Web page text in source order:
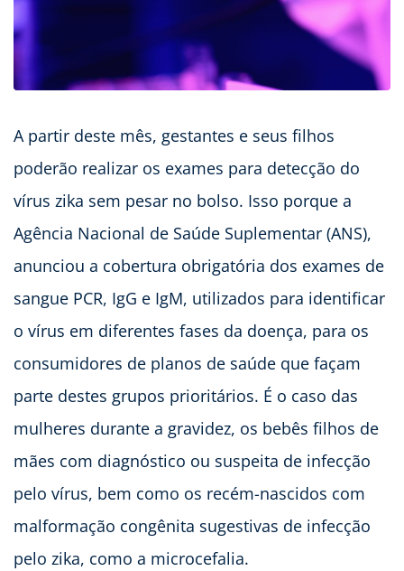
A partir deste mês, gestantes e seus filhos
poderão realizar os exames para detecção do
vírus zika sem pesar no bolso. Isso porque a
Agência Nacional de Saúde Suplementar (ANS),
anunciou a cobertura obrigatória dos exames de
sangue PCR, IgG e IgM, utilizados para identificar
o vírus em diferentes fases da doença, para os
consumidores de planos de saúde que façam
parte destes grupos prioritários. É o caso das
mulheres durante a gravidez, os bebês filhos de
mães com diagnóstico ou suspeita de infecção
pelo vírus, bem como os recém-nascidos com
malformação congênita sugestivas de infecção
pelo zika, como a microcefalia.